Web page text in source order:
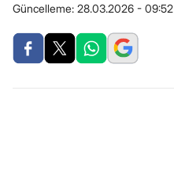
Güncelleme: 28.03.2026 - 09:52